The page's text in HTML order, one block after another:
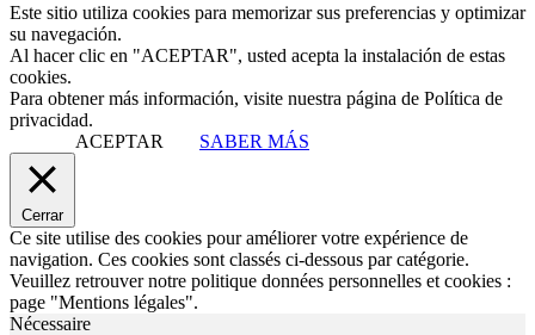
Este sitio utiliza cookies para memorizar sus preferencias y optimizar
su navegación.
Al hacer clic en "ACEPTAR", usted acepta la instalación de estas
cookies.
Para obtener más información, visite nuestra página de Política de
privacidad.
ACEPTAR
SABER MÁS
Cerrar
Ce site utilise des cookies pour améliorer votre expérience de
navigation. Ces cookies sont classés ci-dessous par catégorie.
Veuillez retrouver notre politique données personnelles et cookies :
page "Mentions légales".
Nécessaire